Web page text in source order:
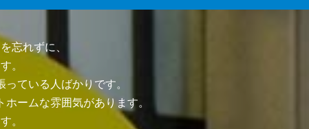
忘れずに、
。
ている人ばかりです。
ームな雰囲気があります。
。